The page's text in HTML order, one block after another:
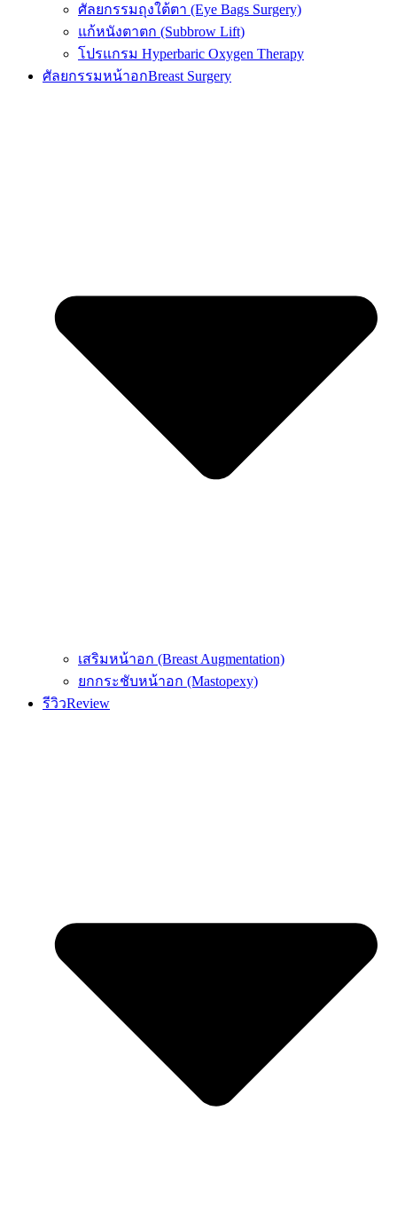
ศัลยกรรมถุงใต้ตา (Eye Bags Surgery)
แก้หนังตาตก (Subbrow Lift)
โปรแกรม Hyperbaric Oxygen Therapy
ศัลยกรรมหน้าอกBreast Surgery
เสริมหน้าอก (Breast Augmentation)
ยกกระชับหน้าอก (Mastopexy)
รีวิวReview